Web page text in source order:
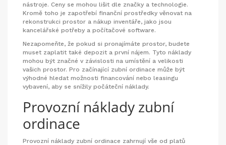
nástroje. Ceny se mohou lišit dle značky a technologie.
Kromě toho je zapotřebí finanční prostředky věnovat na
rekonstrukci prostor a nákup inventáře, jako jsou
kancelářské potřeby a počítačové software.
Nezapomeňte, že pokud si pronajímáte prostor, budete
muset zaplatit také depozit a první nájem. Tyto náklady
mohou být značné v závislosti na umístění a velikosti
vašich prostor. Pro začínající zubní ordinace může být
výhodné hledat možnosti financování nebo leasingu
vybavení, aby se snížily počáteční náklady.
Provozní náklady zubní
ordinace
Provozní náklady zubní ordinace zahrnují vše od platů